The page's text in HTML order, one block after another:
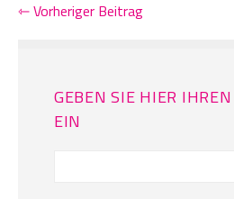
⇽ Vorheriger Beitrag
GEBEN SIE HIER
EIN